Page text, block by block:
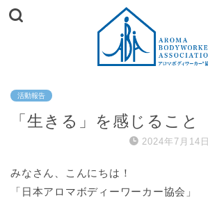
活動報告
「生きる」を感じること
2024年7月14日
みなさん、こんにちは！
「日本アロマボディーワーカー協会」